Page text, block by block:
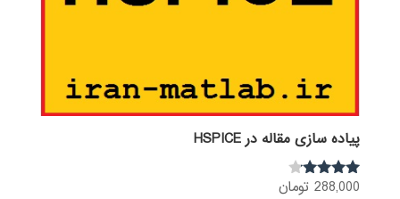
پیاده سازی مقاله در HSPICE
نمره
288,000 تومان